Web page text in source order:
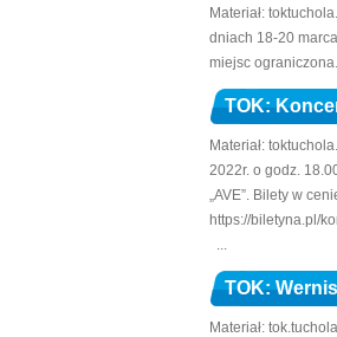
Materiał:
dniach 18-20
miejsc
TOK:
Materiał:
2022r. o godz.
„AVE”. Bilety w
https://biletyna.pl/
...
TOK:
Materiał: